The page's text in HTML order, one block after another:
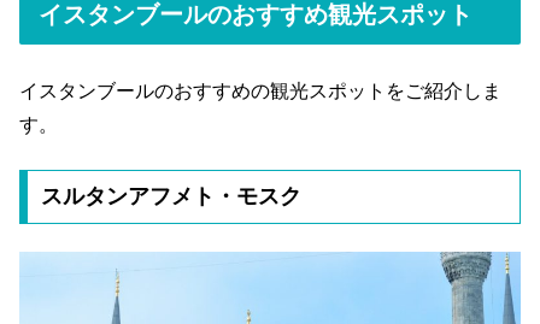
イスタンブールのおすすめ観光スポット
イスタンブールのおすすめの観光スポットをご紹介しま
す。
スルタンアフメト・モスク